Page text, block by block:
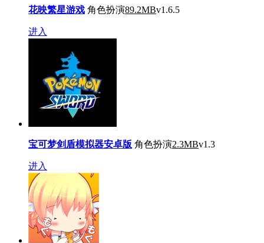
花映繁星游戏 角色扮演89.2MBv1.6.5
进入
宝可梦剑盾模拟器安卓版 角色扮演2.3MBv1.3
进入